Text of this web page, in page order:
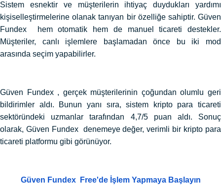
Sistem esnektir ve müşterilerin ihtiyaç duydukları yardımı
kişiselleştirmelerine olanak tanıyan bir özelliğe sahiptir. Güven
Fundex hem otomatik hem de manuel ticareti destekler.
Müşteriler, canlı işlemlere başlamadan önce bu iki mod
arasında seçim yapabilirler.
Güven Fundex , gerçek müşterilerinin çoğundan olumlu geri
bildirimler aldı. Bunun yanı sıra, sistem kripto para ticareti
sektöründeki uzmanlar tarafından 4,7/5 puan aldı. Sonuç
olarak, Güven Fundex denemeye değer, verimli bir kripto para
ticareti platformu gibi görünüyor.
Güven Fundex Free'de İşlem Yapmaya Başlayın